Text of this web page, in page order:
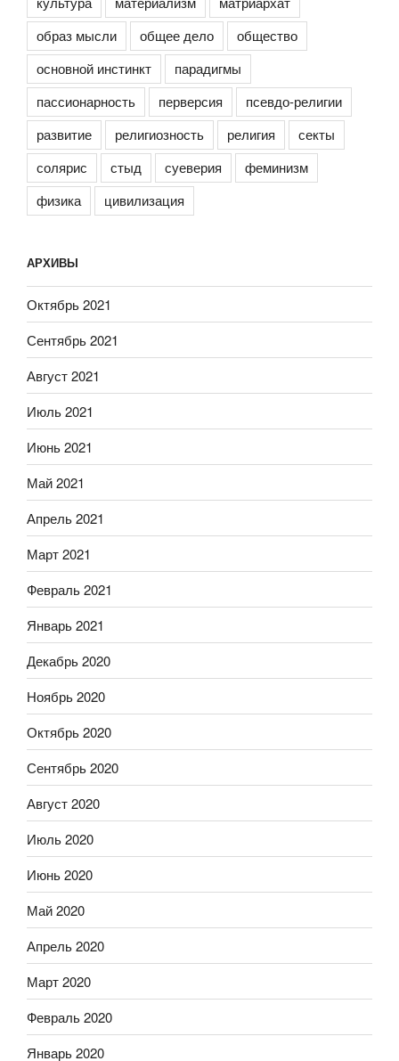
образ мысли
общее дело
общество
основной инстинкт
парадигмы
пассионарность
перверсия
псевдо-религии
развитие
религиозность религия
секты
солярис
стыд суеверия
феминизм
физика
цивилизация
АРХИВЫ
Октябрь 2021
Сентябрь 2021
Август 2021
Июль 2021
Июнь 2021
Май 2021
Апрель 2021
Март 2021
Февраль 2021
Январь 2021
Декабрь 2020
Ноябрь 2020
Октябрь 2020
Сентябрь 2020
Август 2020
Июль 2020
Июнь 2020
Май 2020
Апрель 2020
Март 2020
Февраль 2020
Январь 2020